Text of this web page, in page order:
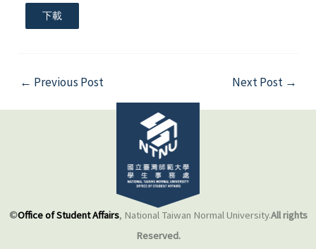
下載
← Previous Post Next Post →
©Office of Student Affairs, National Taiwan Normal University.All rights
Reserved.